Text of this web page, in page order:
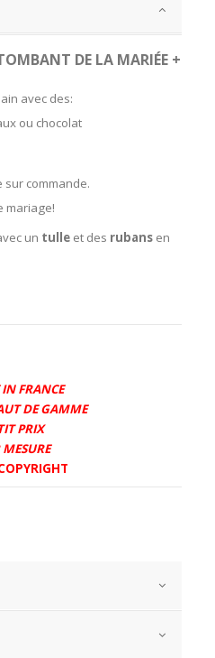
DE LA MARIÉE +
avec des:
ou chocolat
commande.
mariage!
un tulle et des rubans en
FRANCE
DE GAMME
PRIX
MESURE